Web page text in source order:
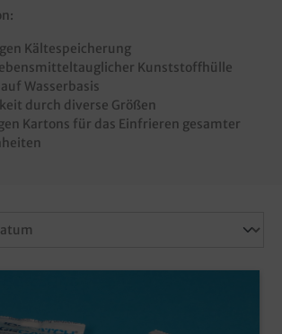
Kältespeicherung
Kunststoffhülle
Wasserbasis
durch diverse Größen
Kartons für das Einfrieren gesamter